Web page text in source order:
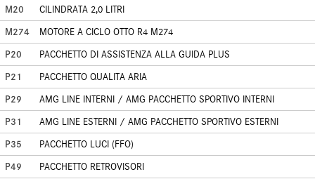
M20
CILINDRATA 2,0 LITRI
M274
MOTORE A CICLO OTTO R4 M274
P20
PACCHETTO DI ASSISTENZA ALLA GUIDA PLUS
P21
PACCHETTO QUALITA ARIA
P29
AMG LINE INTERNI / AMG PACCHETTO SPORTIVO INTERNI
P31
AMG LINE ESTERNI / AMG PACCHETTO SPORTIVO ESTERNI
P35
PACCHETTO LUCI (FFO)
P49
PACCHETTO RETROVISORI